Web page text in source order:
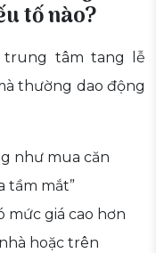
tố nào?
tâm tang lễ
thường dao động
như mua căn
tầm mắt”
mức giá cao hơn
hoặc trên